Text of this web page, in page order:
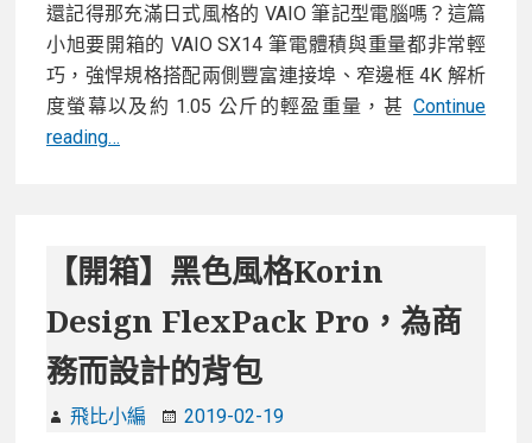
還記得那充滿日式風格的 VAIO 筆記型電腦嗎？這篇
小旭要開箱的 VAIO SX14 筆電體積與重量都非常輕
巧，強悍規格搭配兩側豐富連接埠、窄邊框 4K 解析
度螢幕以及約 1.05 公斤的輕盈重量，甚 Continue
reading…
旗
艦
VAIO
SX14
筆
記
【開箱】黑色風格Korin
Design FlexPack Pro，為商
務而設計的背包
飛比小編 2019-02-19